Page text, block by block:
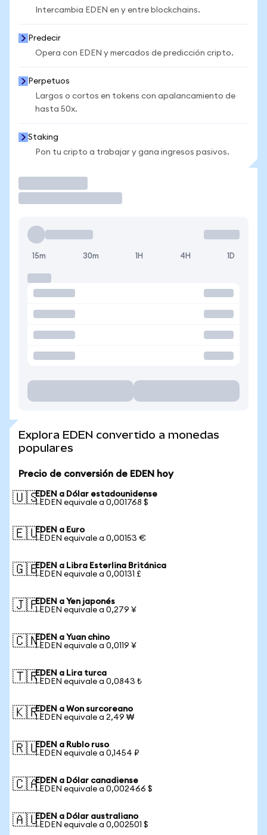
Intercambia EDEN en y entre blockchains.
Predecir
Opera con EDEN y mercados de predicción cripto.
Perpetuos
Largos o cortos en tokens con apalancamiento de
hasta 50x.
Staking
Pon tu cripto a trabajar y gana ingresos pasivos.
15m 30m 1H 4H 1D
Explora EDEN convertido a monedas
populares
Precio de conversión de EDEN hoy
🇺🇸EDEN a Dólar estadounidense
1 EDEN equivale a 0,001768 $
🇪🇺EDEN a Euro
1 EDEN equivale a 0,00153 €
🇬🇧EDEN a Libra Esterlina Británica
1 EDEN equivale a 0,00131 £
🇯🇵EDEN a Yen japonés
1 EDEN equivale a 0,279 ¥
🇨🇳EDEN a Yuan chino
1 EDEN equivale a 0,0119 ¥
🇹🇷EDEN a Lira turca
1 EDEN equivale a 0,0843 ₺
🇰🇷EDEN a Won surcoreano
1 EDEN equivale a 2,49 ₩
🇷🇺EDEN a Rublo ruso
1 EDEN equivale a 0,1454 ₽
🇨🇦EDEN a Dólar canadiense
1 EDEN equivale a 0,002466 $
🇦🇺EDEN a Dólar australiano
1 EDEN equivale a 0,002501 $